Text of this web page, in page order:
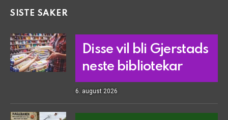
SISTE SAKER
Disse vil bli Gjerstads
neste bibliotekar
6. august 2026